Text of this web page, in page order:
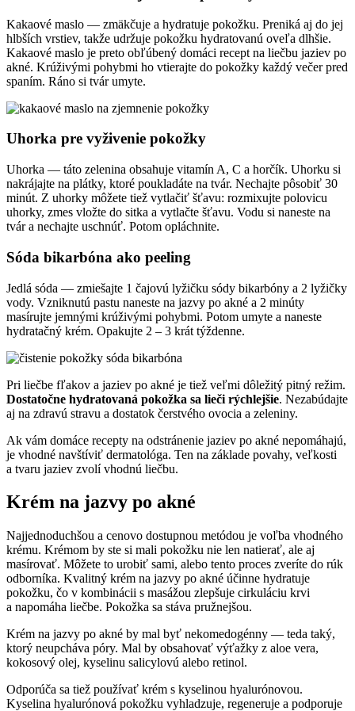
Kakaové maslo — zmäkčuje a hydratuje pokožku. Preniká aj do jej
hlbších vrstiev, takže udržuje pokožku hydratovanú oveľa dlhšie.
Kakaové maslo je preto obľúbený domáci recept na liečbu jaziev po
akné. Krúživými pohybmi ho vtierajte do pokožky každý večer pred
spaním. Ráno si tvár umyte.
Uhorka pre vyživenie pokožky
Uhorka — táto zelenina obsahuje vitamín A, C a horčík. Uhorku si
nakrájajte na plátky, ktoré poukladáte na tvár. Nechajte pôsobiť 30
minút. Z uhorky môžete tiež vytlačiť šťavu: rozmixujte polovicu
uhorky, zmes vložte do sitka a vytlačte šťavu. Vodu si naneste na
tvár a nechajte uschnúť. Potom opláchnite.
Sóda bikarbóna ako peeling
Jedlá sóda — zmiešajte 1 čajovú lyžičku sódy bikarbóny a 2 lyžičky
vody. Vzniknutú pastu naneste na jazvy po akné a 2 minúty
masírujte jemnými krúživými pohybmi. Potom umyte a naneste
hydratačný krém. Opakujte 2 – 3 krát týždenne.
Pri liečbe fľakov a jaziev po akné je tiež veľmi dôležitý pitný režim.
Dostatočne hydratovaná pokožka sa lieči rýchlejšie. Nezabúdajte
aj na zdravú stravu a dostatok čerstvého ovocia a zeleniny.
Ak vám domáce recepty na odstránenie jaziev po akné nepomáhajú,
je vhodné navštíviť dermatológa. Ten na základe povahy, veľkosti
a tvaru jaziev zvolí vhodnú liečbu.
Krém na jazvy po akné
Najjednoduchšou a cenovo dostupnou metódou je voľba vhodného
krému. Krémom by ste si mali pokožku nie len natierať, ale aj
masírovať. Môžete to urobiť sami, alebo tento proces zveríte do rúk
odborníka. Kvalitný krém na jazvy po akné účinne hydratuje
pokožku, čo v kombinácii s masážou zlepšuje cirkuláciu krvi
a napomáha liečbe. Pokožka sa stáva pružnejšou.
Krém na jazvy po akné by mal byť nekomedogénny — teda taký,
ktorý neupcháva póry. Mal by obsahovať výťažky z aloe vera,
kokosový olej, kyselinu salicylovú alebo retinol.
Odporúča sa tiež používať krém s kyselinou hyalurónovou.
Kyselina hyalurónová pokožku vyhladzuje, regeneruje a podporuje